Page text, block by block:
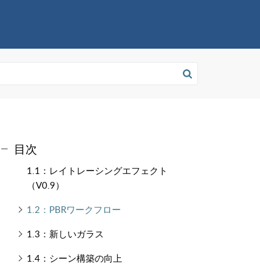
目次
1.1：レイトレーシングエフェクト
（V0.9）
1.2：PBRワークフロー
1.3：新しいガラス
1.4：シーン構築の向上